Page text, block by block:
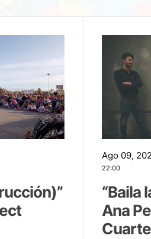
Ago 09,
22:00
“Baila
Ana